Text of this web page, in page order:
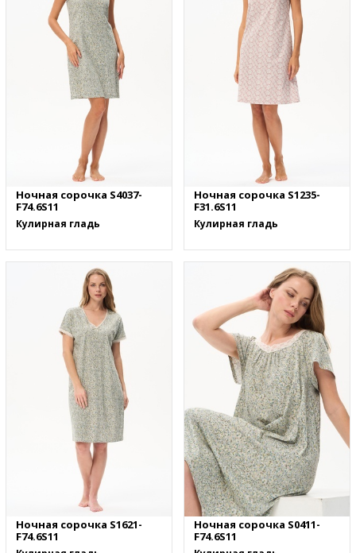
Ночная сорочка S4037-
F74.6S11
Кулирная гладь
Ночная сорочка S1235-
F31.6S11
Кулирная гладь
Ночная сорочка S1621-
F74.6S11
Ночная сорочка S0411-
F74.6S11